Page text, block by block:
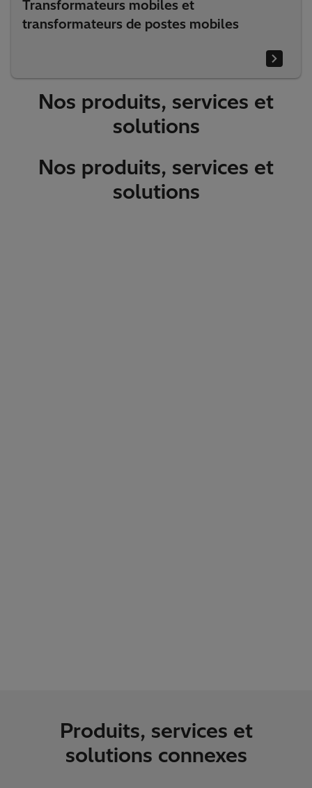
Transformateurs mobiles et
transformateurs de postes mobiles
Nos produits, services et
solutions
Nos produits, services et
solutions
Produits, services et
solutions connexes